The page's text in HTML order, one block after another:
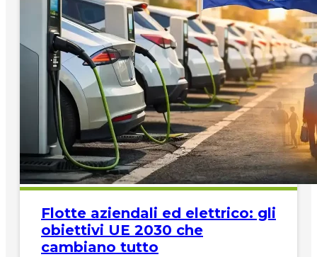
Flotte aziendali ed elettrico: gli
obiettivi UE 2030 che
cambiano tutto